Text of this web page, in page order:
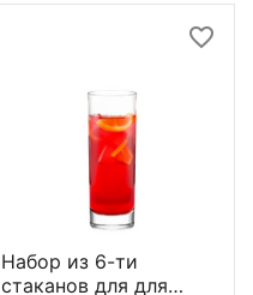
Набор из 6-ти
стаканов для для